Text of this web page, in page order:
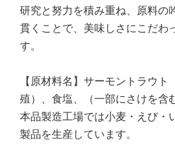
研究と努力を積み重ね、原料の
貫くことで、美味しさにこだわ
す。
【原材料名】サーモントラウト
殖）、食塩、（一部にさけを含
本品製造工場では小麦・えび・
製品を生産しています。